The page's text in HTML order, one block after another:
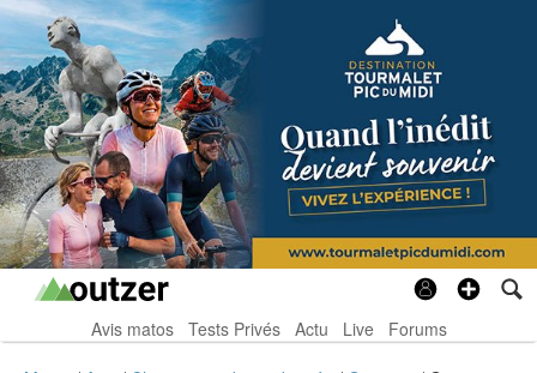
Avis matos Tests Privés Actu Live Forums